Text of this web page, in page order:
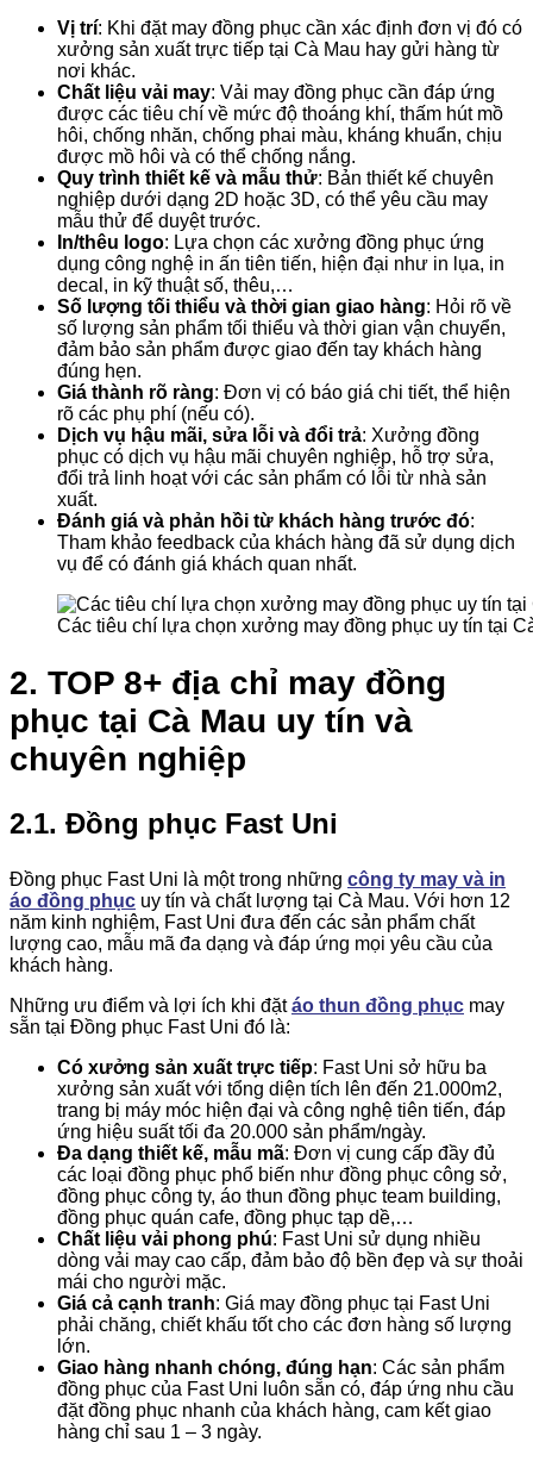
Vị trí: Khi đặt may đồng phục cần xác định đơn vị đó có
xưởng sản xuất trực tiếp tại Cà Mau hay gửi hàng từ
nơi khác.
Chất liệu vải may: Vải may đồng phục cần đáp ứng
được các tiêu chí về mức độ thoáng khí, thấm hút mồ
hôi, chống nhăn, chống phai màu, kháng khuẩn, chịu
được mồ hôi và có thể chống nắng.
Quy trình thiết kế và mẫu thử: Bản thiết kế chuyên
nghiệp dưới dạng 2D hoặc 3D, có thể yêu cầu may
mẫu thử để duyệt trước.
In/thêu logo: Lựa chọn các xưởng đồng phục ứng
dụng công nghệ in ấn tiên tiến, hiện đại như in lụa, in
decal, in kỹ thuật số, thêu,…
Số lượng tối thiểu và thời gian giao hàng: Hỏi rõ về
số lượng sản phẩm tối thiểu và thời gian vận chuyển,
đảm bảo sản phẩm được giao đến tay khách hàng
đúng hẹn.
Giá thành rõ ràng: Đơn vị có báo giá chi tiết, thể hiện
rõ các phụ phí (nếu có).
Dịch vụ hậu mãi, sửa lỗi và đổi trả: Xưởng đồng
phục có dịch vụ hậu mãi chuyên nghiệp, hỗ trợ sửa,
đổi trả linh hoạt với các sản phẩm có lỗi từ nhà sản
xuất.
Đánh giá và phản hồi từ khách hàng trước đó:
Tham khảo feedback của khách hàng đã sử dụng dịch
vụ để có đánh giá khách quan nhất.
Các tiêu chí lựa chọn xưởng may đồng phục uy tín tại
2. TOP 8+ địa chỉ may đồng
phục tại Cà Mau uy tín và
chuyên nghiệp
2.1. Đồng phục Fast Uni
Đồng phục Fast Uni là một trong những công ty may và in
áo đồng phục uy tín và chất lượng tại Cà Mau. Với hơn 12
năm kinh nghiệm, Fast Uni đưa đến các sản phẩm chất
lượng cao, mẫu mã đa dạng và đáp ứng mọi yêu cầu của
khách hàng.
Những ưu điểm và lợi ích khi đặtáo thun đồng phục may
sẵn tại Đồng phục Fast Uni đó là:
Có xưởng sản xuất trực tiếp: Fast Uni sở hữu ba
xưởng sản xuất với tổng diện tích lên đến 21.000m2,
trang bị máy móc hiện đại và công nghệ tiên tiến, đáp
ứng hiệu suất tối đa 20.000 sản phẩm/ngày.
Đa dạng thiết kế, mẫu mã: Đơn vị cung cấp đầy đủ
các loại đồng phục phổ biến như đồng phục công sở,
đồng phục công ty, áo thun đồng phục team building,
đồng phục quán cafe, đồng phục tạp dề,…
Chất liệu vải phong phú: Fast Uni sử dụng nhiều
dòng vải may cao cấp, đảm bảo độ bền đẹp và sự thoải
mái cho người mặc.
Giá cả cạnh tranh: Giá may đồng phục tại Fast Uni
phải chăng, chiết khấu tốt cho các đơn hàng số lượng
lớn.
Giao hàng nhanh chóng, đúng hạn: Các sản phẩm
đồng phục của Fast Uni luôn sẵn có, đáp ứng nhu cầu
đặt đồng phục nhanh của khách hàng, cam kết giao
hàng chỉ sau 1 – 3 ngày.